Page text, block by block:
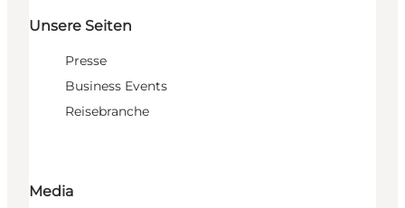
Unsere Seiten
Presse
Business Events
Reisebranche
Media